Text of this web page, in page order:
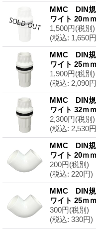
MMC DIN
ワイト 20ｍｍ
1,500円(税別)
(税込: 1,650
MMC DIN
ワイト 25ｍｍ
1,900円(税別)
(税込: 2,090
MMC DIN
ワイト 32ｍｍ
2,300円(税別)
(税込: 2,530
MMC DIN
ワイト 20ｍｍ
200円(税別)
(税込: 220円)
MMC DIN
ワイト 25ｍｍ
300円(税別)
(税込: 330円)